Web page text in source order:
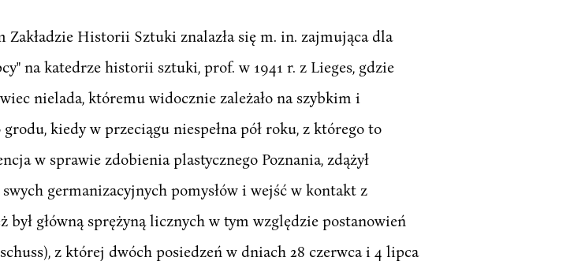
Historii Sztuki znalazła się m. in. zajmująca dla
na katedrze historii sztuki, prof. w 1941 r. z Lieges, gdzie
nielada, któremu widocznie zależało na szybkim i
kiedy w przeciągu niespełna pół roku, z którego to
w sprawie zdobienia plastycznego Poznania, zdążył
germanizacyjnych pomysłów i wejść w kontakt z
główną sprężyną licznych w tym względzie postanowień
z której dwóch posiedzeń w dniach 28 czerwca i 4 lipca